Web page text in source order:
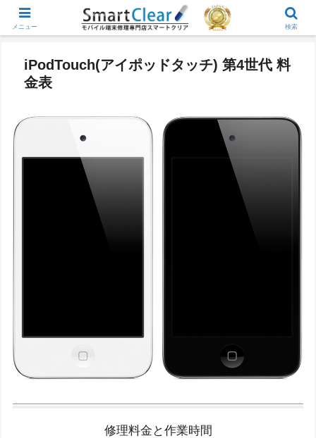
iPodTouch(アイポッドタッチ) 第4世代 料
金表
修理料金と作業時間
メニュー 検索